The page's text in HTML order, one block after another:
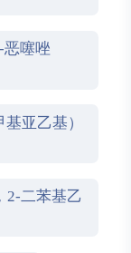
恶噻唑
亚乙基）
2-二苯基乙